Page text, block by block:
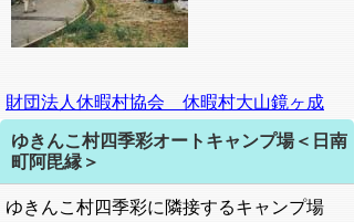
財団法人休暇村協会 休暇村大山鏡ヶ成
ゆきんこ村四季彩オートキャンプ場＜日南
町阿毘縁＞
ゆきんこ村四季彩に隣接するキャンプ場